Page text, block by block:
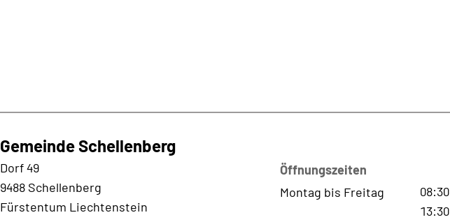
Gemeinde Schellenberg
Dorf 49
9488 Schellenberg
Fürstentum Liechtenstein
Öffnungszeiten
Montag bis Freitag
08:30
13:30